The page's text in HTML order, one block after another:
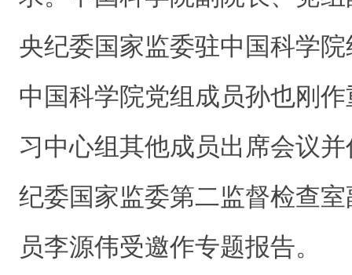
央纪委国家监委驻中国科学
中国科学院党组成员孙也刚
习中心组其他成员出席会议
纪委国家监委第二监督检查
员李源伟受邀作专题报告。